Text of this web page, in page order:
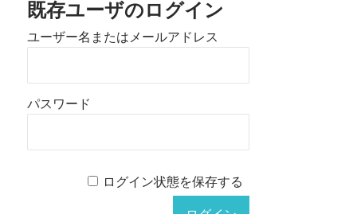
既存ユーザのログイン
ユーザー名またはメールアドレス
パスワード
ログイン状態を保存する